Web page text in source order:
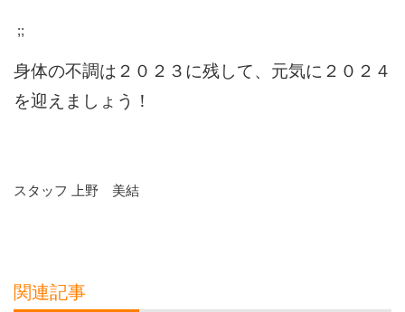
;;
身体の不調は２０２３に残して、元気に２０２４
を迎えましょう！
スタッフ 上野 美結
関連記事